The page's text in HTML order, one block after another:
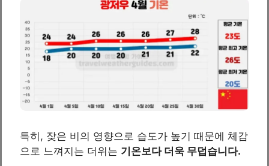
특히, 잦은 비의 영향으로 습도가 높기 때문에 체감
으로 느껴지는 더위는 기온보다 더욱 무덥습니다.